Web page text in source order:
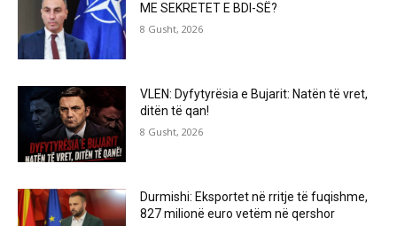
ME SEKRETET E BDI-SË?
8 Gusht, 2026
VLEN: Dyfytyrësia e Bujarit: Natën të vret,
ditën të qan!
8 Gusht, 2026
Durmishi: Eksportet në rritje të fuqishme,
827 milionë euro vetëm në qershor